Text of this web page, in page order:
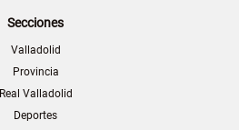
Secciones
Valladolid
Provincia
Real Valladolid
Deportes